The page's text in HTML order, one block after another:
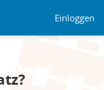
Einloggen